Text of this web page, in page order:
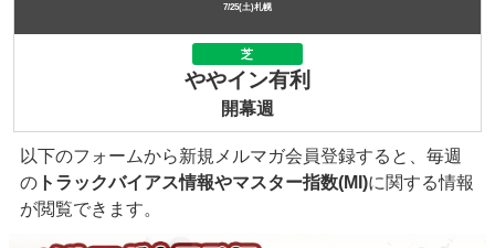
7/25(土)札幌
芝
ややイン有利
開幕週
以下のフォームから新規メルマガ会員登録すると、毎週
の トラックバイアス情報やマスター指数(MI)に関する情報
が閲覧できます。